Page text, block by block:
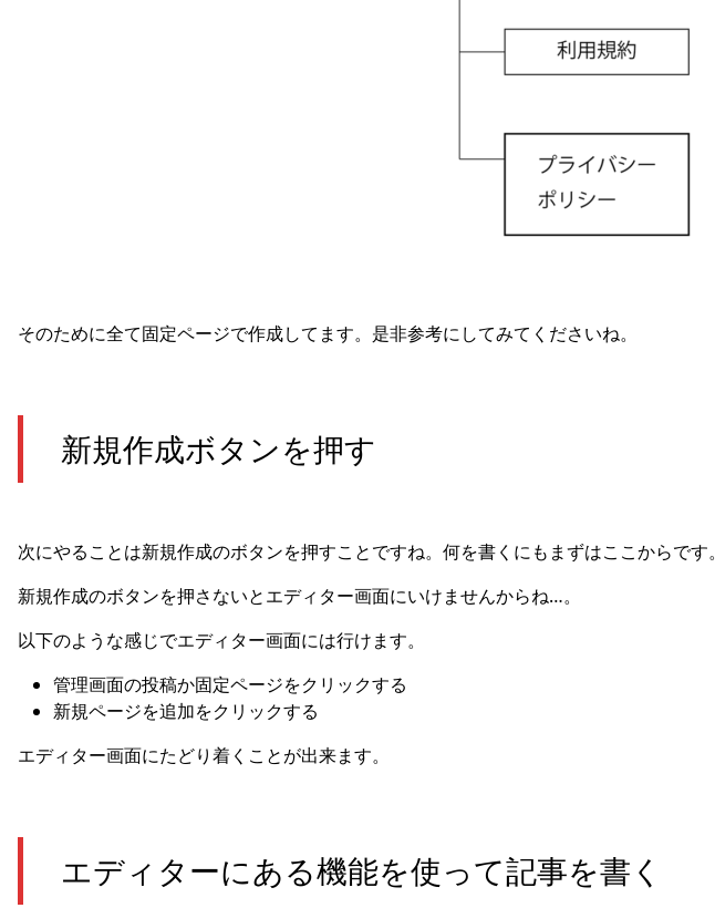
そのために全て固定ページで作成してます。是非参考にしてみてくださいね。
新規作成ボタンを押す
次にやることは新規作成のボタンを押すことですね。何を書くにもまずはここからです。
新規作成のボタンを押さないとエディター画面にいけませんからね…。
以下のような感じでエディター画面には行けます。
管理画面の投稿か固定ページをクリックする
新規ページを追加をクリックする
エディター画面にたどり着くことが出来ます。
エディターにある機能を使って記事を書く